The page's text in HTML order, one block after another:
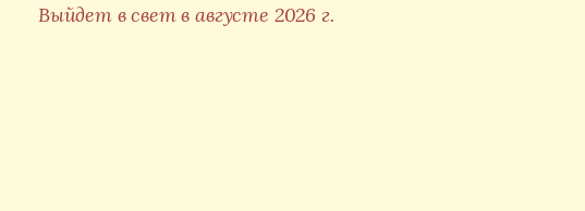
Выйдет в свет в августе 2026 г.